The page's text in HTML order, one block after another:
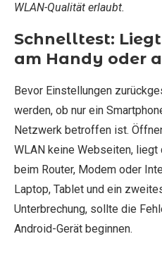
WLAN-Qualität erlaubt.
Schnelltest:
am Handy oder
Bevor Einstellungen
werden, ob nur ein
Netzwerk betroffen ist.
WLAN keine Webseiten,
beim Router, Modem oder
Laptop, Tablet und ein
Unterbrechung, sollte die
Android-Gerät beginnen.